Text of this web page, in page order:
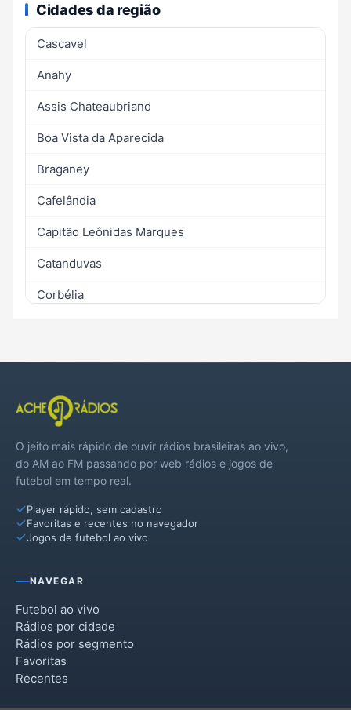
Cidades da região
Cascavel
Anahy
Assis Chateaubriand
Boa Vista da Aparecida
Braganey
Cafelândia
Capitão Leônidas Marques
Catanduvas
Corbélia
Ibema
Iguatu
Iracema do Oeste
Jesuítas
Lindoeste
Quarto Centenário
Santa Lúcia
Santa Tereza do Oeste
Três Barras do Paraná
O jeito mais rápido de ouvir rádios brasileiras ao vivo,
do AM ao FM passando por web rádios e jogos de
futebol em tempo real.
Player rápido, sem cadastro
Favoritas e recentes no navegador
Jogos de futebol ao vivo
NAVEGAR
Futebol ao vivo
Rádios por cidade
Rádios por segmento
Favoritas
Recentes